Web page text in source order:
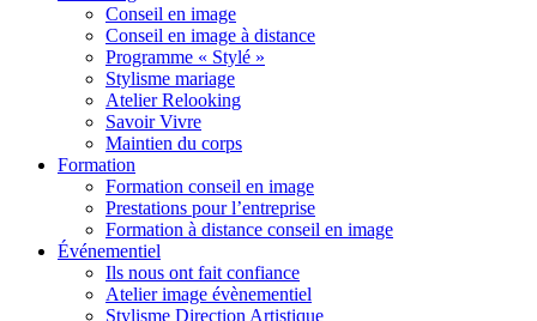
Conseil en image
Conseil en image à distance
Programme « Stylé »
Stylisme mariage
Atelier Relooking
Savoir Vivre
Maintien du corps
Formation
Formation conseil en image
Prestations pour l’entreprise
Formation à distance conseil en image
Événementiel
Ils nous ont fait confiance
Atelier image évènementiel
Stylisme Direction Artistique